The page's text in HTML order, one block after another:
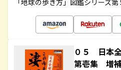
「地球の歩き方」図鑑シリーズ
０５ 日本
第壱集 増